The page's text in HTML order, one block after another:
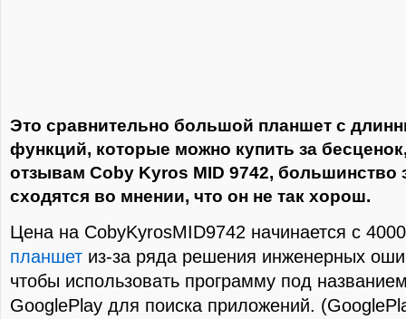
Это сравнительно большой планшет с
функций, которые можно купить за
отзывам Coby Kyros MID 9742, большинство
cходятся во мнении, что он не так хорош.
Цена на CobyKyrosMID9742 начинается с
планшет из-за ряда решения инженерных
чтобы использовать программу под
GooglePlay для поиска приложений.